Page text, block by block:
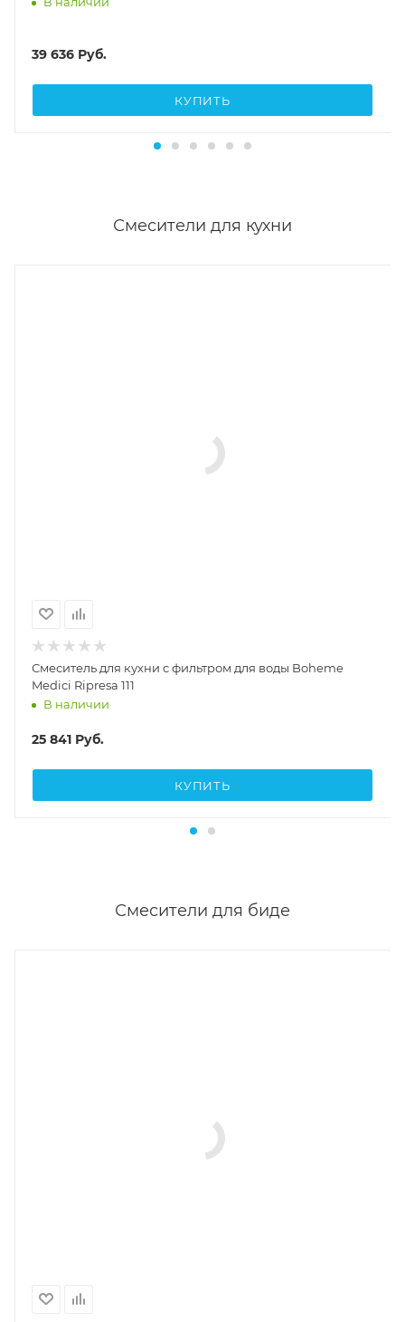
39 636 Руб.
КУПИТЬ
Смесители для кухни
Смеситель для кухни с фильтром для воды Boheme
Medici Ripresa 111
В наличии
25 841 Руб.
КУПИТЬ
Смесители для биде